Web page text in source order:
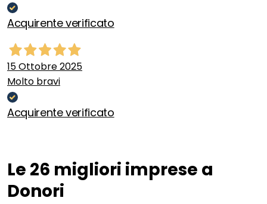
Acquirente verificato
15 Ottobre 2025
Molto bravi
Acquirente verificato
Le 26 migliori imprese a
Donori